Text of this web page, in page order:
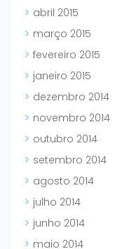
abril 2015
março 2015
fevereiro 2015
janeiro 2015
dezembro 2014
novembro 2014
outubro 2014
setembro 2014
agosto 2014
julho 2014
junho 2014
maio 2014